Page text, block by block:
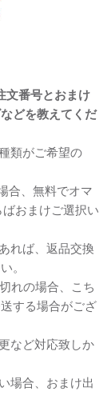
文番号とおまけ
どを教えてくだ
類がご希望の
合、無料でオマ
おまけご選択い
れば、返品交換
。
れの場合、こち
する場合がござ
など対応致しか
場合、おまけ出